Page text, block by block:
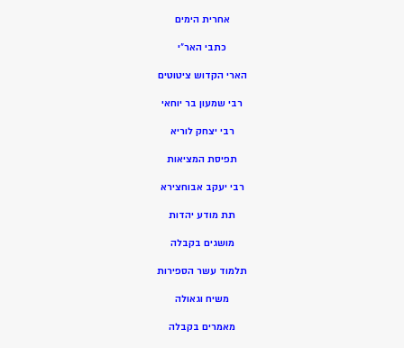
אחרית הימים
כתבי האר”י
הארי הקדוש ציטוטים
רבי שמעון בר יוחאי
רבי יצחק לוריא
תפיסת המציאות
רבי יעקב אבוחצירא
תת מודע יהדות
מושגים בקבלה
תלמוד עשר הספירות
משיח וגאולה
מאמרים בקבלה